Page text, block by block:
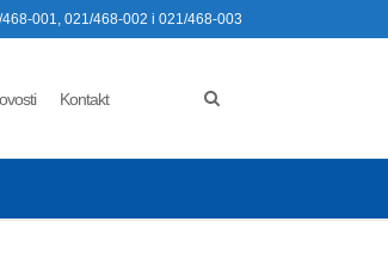
468-001, 021/468-002 i 021/468-003
Kontakt